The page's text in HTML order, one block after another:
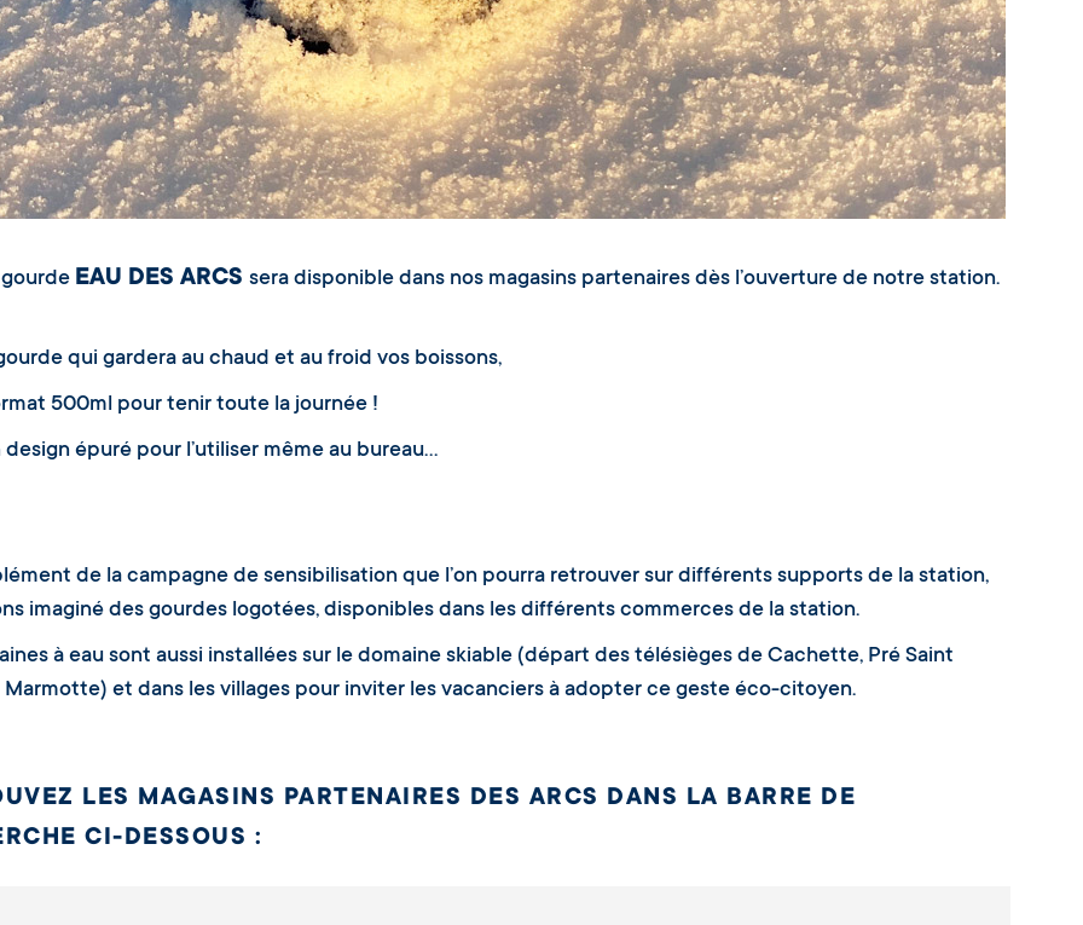
EAU DES ARCS sera disponible dans nos magasins partenaires dès l’ouverture de notre station.
qui gardera au chaud et au froid vos boissons,
500ml pour tenir toute la journée !
épuré pour l’utiliser même au bureau…
de la campagne de sensibilisation que l’on pourra retrouver sur différents supports de la station,
imaginé des gourdes logotées, disponibles dans les différents commerces de la station.
à eau sont aussi installées sur le domaine skiable (départ des télésièges de Cachette, Pré Saint
et dans les villages pour inviter les vacanciers à adopter ce geste éco-citoyen.
LES MAGASINS PARTENAIRES DES ARCS DANS LA BARRE DE
CI-DESSOUS :